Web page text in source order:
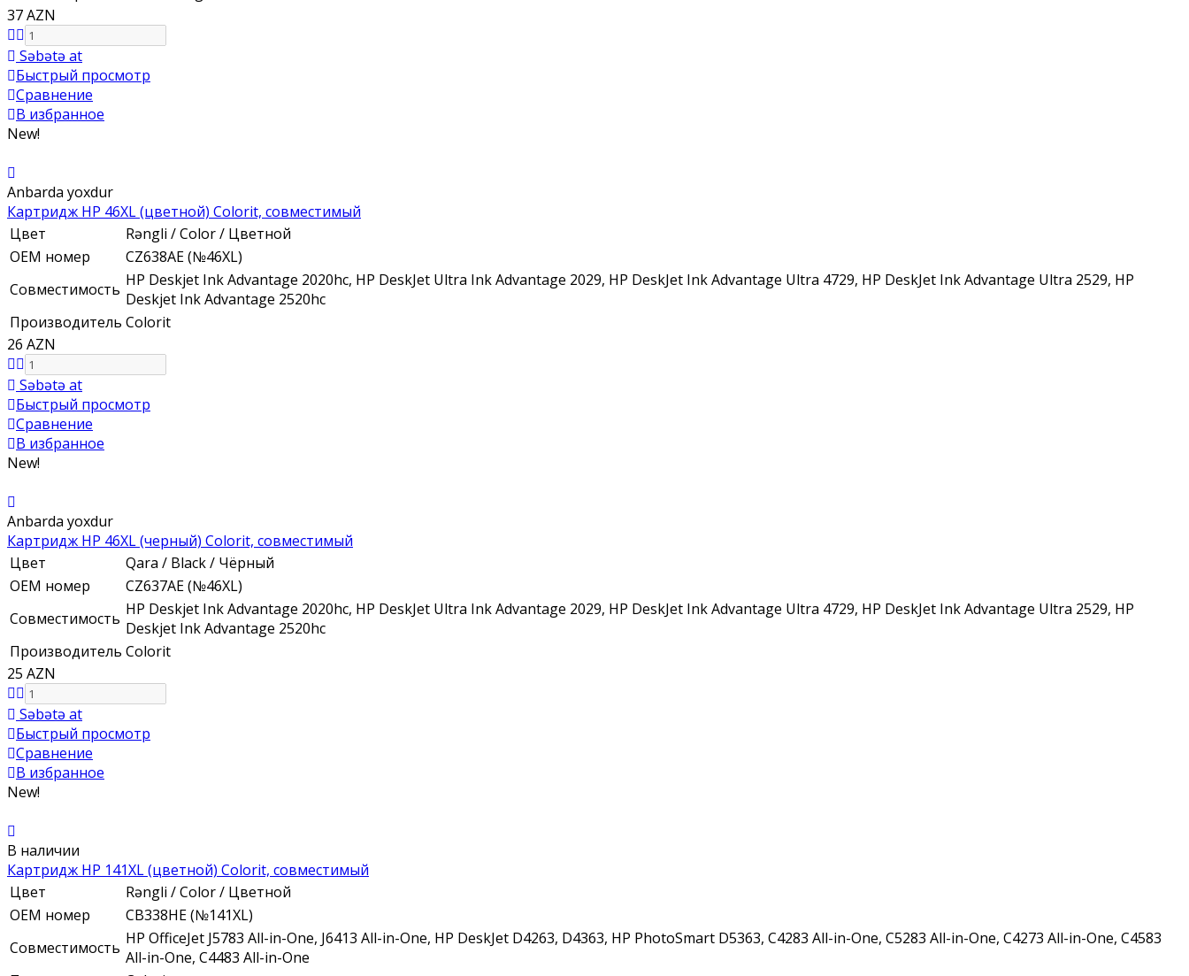
37 AZN
Səbətə at
Быстрый просмотр
Сравнение
В избранное
New!
Anbarda yoxdur
Картридж HP 46XL (цветной) Colorit, совместимый
Цвет
Rəngli / Color / Цветной
ОЕМ номер
CZ638AE (№46XL)
Совместимость HP Deskjet Ink Advantage 2020hc, HP DeskJet Ultra Ink Advantage 2029, HP DeskJet Ink Advantage Ultra 4729, HP DeskJet Ink Advantage Ultra 2529, HP
Deskjet Ink Advantage 2520hc
Производитель Colorit
26 AZN
Səbətə at
Быстрый просмотр
Сравнение
В избранное
New!
Anbarda yoxdur
Картридж HP 46XL (черный) Colorit, совместимый
Цвет
Qara / Black / Чёрный
ОЕМ номер
CZ637AE (№46XL)
Совместимость HP Deskjet Ink Advantage 2020hc, HP DeskJet Ultra Ink Advantage 2029, HP DeskJet Ink Advantage Ultra 4729, HP DeskJet Ink Advantage Ultra 2529, HP
Deskjet Ink Advantage 2520hc
Производитель Colorit
25 AZN
Səbətə at
Быстрый просмотр
Сравнение
В избранное
New!
В наличии
Картридж HP 141XL (цветной) Colorit, совместимый
Цвет
Rəngli / Color / Цветной
ОЕМ номер
CB338HE (№141XL)
Совместимость HP OfficeJet J5783 All-in-One, J6413 All-in-One, HP DeskJet D4263, D4363, HP PhotoSmart D5363, C4283 All-in-One, C5283 All-in-One, C4273 All-in-One, C4583
All-in-One, C4483 All-in-One